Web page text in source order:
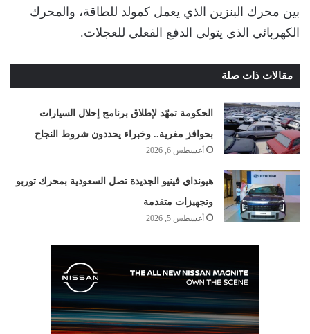
بين محرك البنزين الذي يعمل كمولد للطاقة، والمحرك
الكهربائي الذي يتولى الدفع الفعلي للعجلات.
مقالات ذات صلة
الحكومة تمهّد لإطلاق برنامج إحلال السيارات
بحوافز مغرية.. وخبراء يحددون شروط النجاح
أغسطس 6, 2026
هيونداي فينيو الجديدة تصل السعودية بمحرك توربو
وتجهيزات متقدمة
أغسطس 5, 2026